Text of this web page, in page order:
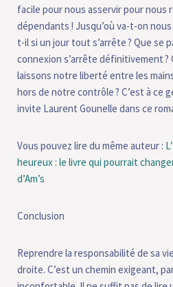
facile pour nous asservir pour nous
dépendants ! Jusqu’où va-t-on
t-il si un jour tout s’arrête ? Que se
connexion s’arrête définitivement
laissons notre liberté entre les
hors de notre contrôle ? C’est à ce
invite Laurent Gounelle dans ce
Vous pouvez lire du même auteur :
heureux : le livre qui pourrait
d’Am’s
Conclusion
Reprendre la responsabilité de sa
droite. C’est un chemin exigeant,